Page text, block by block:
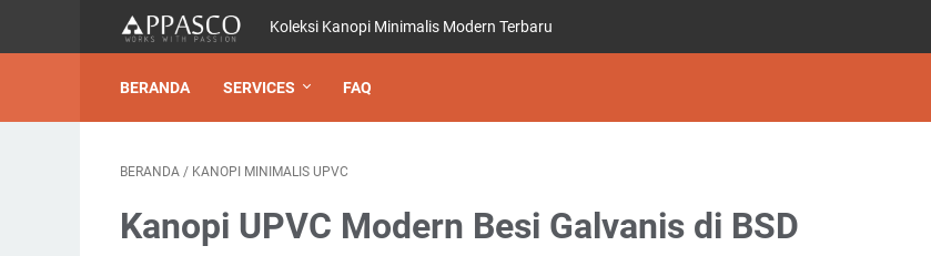
Koleksi Kanopi Minimalis Modern Terbaru
BERANDA SERVICES FAQ
BERANDA / KANOPI MINIMALIS UPVC
Kanopi UPVC Modern Besi Galvanis di BSD